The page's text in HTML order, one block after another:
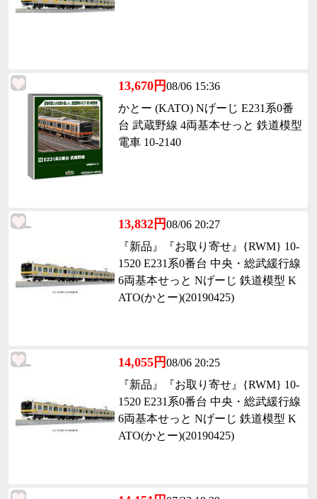
13,670円08/06 15:36
かとー (KATO) Nげーじ E231系0番
台 武蔵野線 4両基本せっと 鉄道模型
電車 10-2140
13,832円08/06 20:27
『新品』『お取り寄せ』{RWM} 10-
1520 E231系0番台 中央・総武緩行線
6両基本せっと Nげーじ 鉄道模型 K
ATO(かとー)(20190425)
14,055円08/06 20:25
『新品』『お取り寄せ』{RWM} 10-
1520 E231系0番台 中央・総武緩行線
6両基本せっと Nげーじ 鉄道模型 K
ATO(かとー)(20190425)